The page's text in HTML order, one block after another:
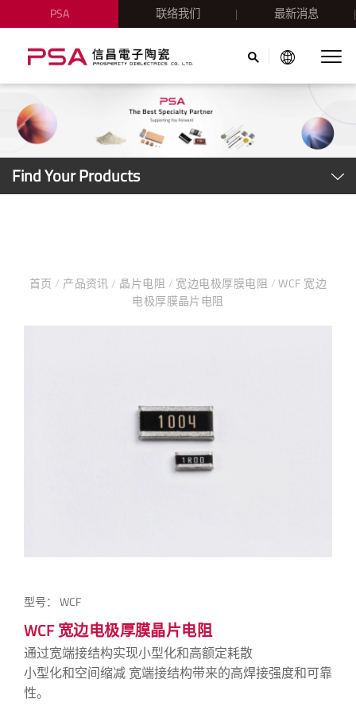
PSA 联络我们 最新消息
Find Your Products
首页 / 产品资讯 / 晶片电阻 / 宽边电极厚膜电阻 /WCF 宽边
电极厚膜晶片电阻
型号： WCF
WCF 宽边电极厚膜晶片电阻
通过宽端接结构实现小型化和高额定耗散
小型化和空间缩减 宽端接结构带来的高焊接强度和可靠
性。